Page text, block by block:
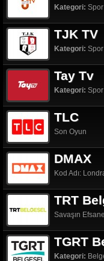
Kategori: Spor
TJK TV
Kategori: Spor
Tay Tv
Kategori: Spor
TLC
Son Oyun
DMAX
Kod Adı:
TRT
Savaşın
TGRT
Kategori: